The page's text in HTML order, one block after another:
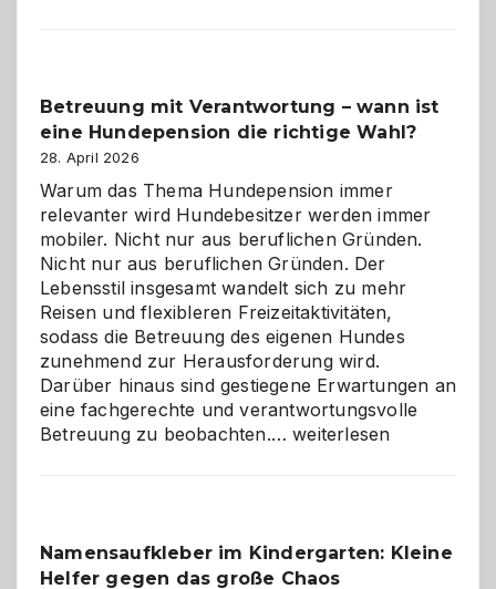
Betreuung mit Verantwortung – wann ist
eine Hundepension die richtige Wahl?
28. April 2026
Warum das Thema Hundepension immer
relevanter wird Hundebesitzer werden immer
mobiler. Nicht nur aus beruflichen Gründen.
Nicht nur aus beruflichen Gründen. Der
Lebensstil insgesamt wandelt sich zu mehr
Reisen und flexibleren Freizeitaktivitäten,
sodass die Betreuung des eigenen Hundes
zunehmend zur Herausforderung wird.
Darüber hinaus sind gestiegene Erwartungen an
eine fachgerechte und verantwortungsvolle
Betreuung zu beobachten.…Betreuung
ist
eine
weiterlesen
Namensaufkleber im Kindergarten: Kleine
Helfer gegen das große Chaos